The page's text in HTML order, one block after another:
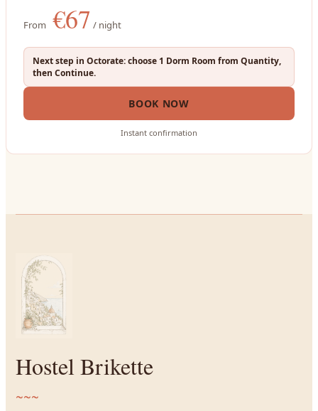
From €67 / night
Next step in Octorate: choose 1 Dorm Room from Quantity,
then Continue.
BOOK NOW
Instant confirmation
Hostel Brikette
~~~